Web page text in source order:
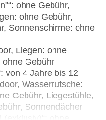
ohne Gebühr,
ohne Gebühr,
Sonnenschirme: ohne
Liegen: ohne
ohne Gebühr
von 4 Jahre bis 12
Wasserrutsche:
Gebühr, Liegestühle,
Sonnendächer